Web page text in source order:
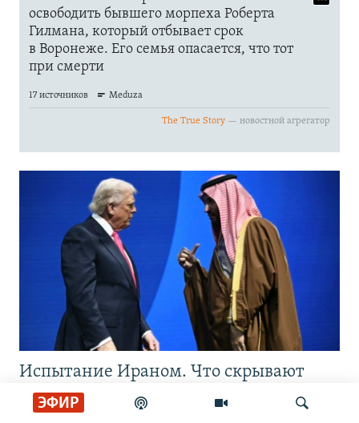
ЭФИР
Испытание Ираном. Что скрывают
улыбки Трампа и принца Мухаммеда